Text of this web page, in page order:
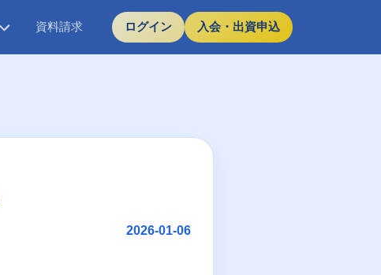
資料請求 ログイン 入会・出資申込
2026-01-06